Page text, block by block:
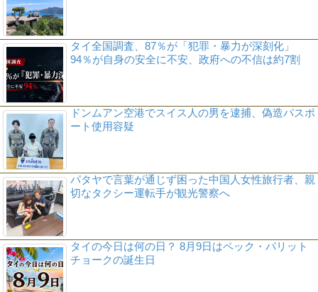
タイ全国調査、87％が「犯罪・暴力が深刻化」
94％が自身の安全に不安、政府への不信は約7割
ドンムアン空港でスイス人の男を逮捕、偽造パスポ
ート使用容疑
パタヤで言葉が通じず困った中国人女性旅行者、親
切なタクシー運転手が観光警察へ
タイの今日は何の日？ 8月9日はペック・パリット
チョークの誕生日